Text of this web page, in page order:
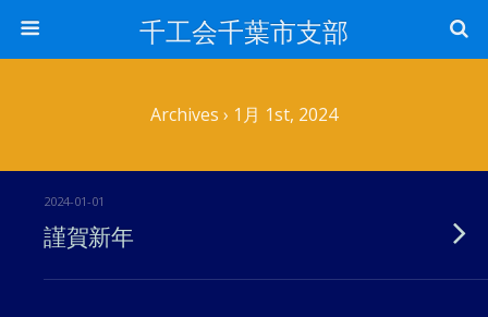
千工会千葉市支部
Archives › 1月 1st, 2024
2024-01-01
謹賀新年